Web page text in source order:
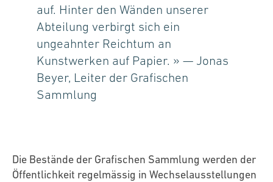
auf. Hinter den Wänden unserer
Abteilung verbirgt sich ein
ungeahnter Reichtum an
Kunstwerken auf Papier. » — Jonas
Beyer, Leiter der Grafischen
Sammlung
Die Bestände der Grafischen Sammlung werden der
Öffentlichkeit regelmässig in Wechselausstellungen